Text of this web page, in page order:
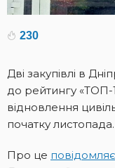
230
Дві закупівлі в
до рейтингу «ТОП-
відновлення
початку листопада.
Про це